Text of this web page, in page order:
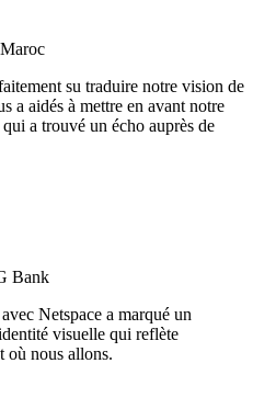
su traduire notre vision de
a aidés à mettre en avant notre
a trouvé un écho auprès de
Bank
Netspace a marqué un
visuelle qui reflète
où nous allons.